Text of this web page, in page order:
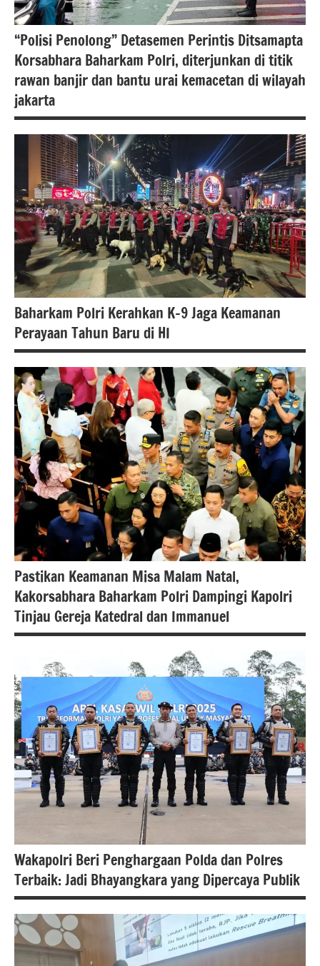
“Polisi Penolong” Detasemen Perintis Ditsamapta
Korsabhara Baharkam Polri, diterjunkan di titik
rawan banjir dan bantu urai kemacetan di wilayah
jakarta
#Berita
jakarta
berita
nasional
polri
Baharkam Polri Kerahkan K-9 Jaga Keamanan
Perayaan Tahun Baru di HI
#Berita
jakarta
berita
nasional
polri
Pastikan Keamanan Misa Malam Natal,
Kakorsabhara Baharkam Polri Dampingi Kapolri
Tinjau Gereja Katedral dan Immanuel
#Berita
berita
nasional
polri
Wakapolri Beri Penghargaan Polda dan Polres
Terbaik: Jadi Bhayangkara yang Dipercaya Publik
#Berita
jakarta